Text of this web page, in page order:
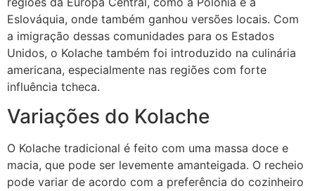
Eslováquia, onde também ganhou versões locais. Com
a imigração dessas comunidades para os Estados
Unidos, o Kolache também foi introduzido na culinária
americana, especialmente nas regiões com forte
influência tcheca.
Variações do Kolache
O Kolache tradicional é feito com uma massa doce e
macia, que pode ser levemente amanteigada. O recheio
pode variar de acordo com a preferência do cozinheiro